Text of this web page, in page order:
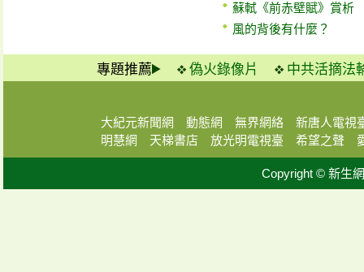
蘇軾《前赤壁賦》賞析
風的背後有什麼？
專題推薦 偽火錄像片 中共活摘法
大紀元新聞網 動態網 無界網絡
新唐人電視
明慧網
天梯書店 放光明電視臺 希望之聲
Copyright © 新生